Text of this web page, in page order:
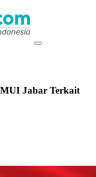
Jabar Terkait